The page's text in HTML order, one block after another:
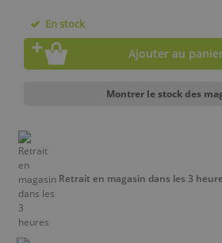
En stock
Ajouter au
Montrer le stock des
Retrait en magasin dans les 3